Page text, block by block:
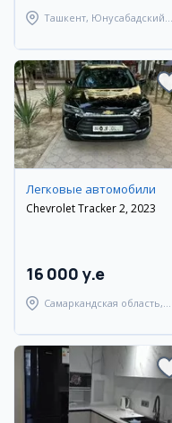
Ташкент, Юнусабадский
Легковые автомобили
Chevrolet Tracker 2, 2023
16 000 y.e
Самаркандская область,